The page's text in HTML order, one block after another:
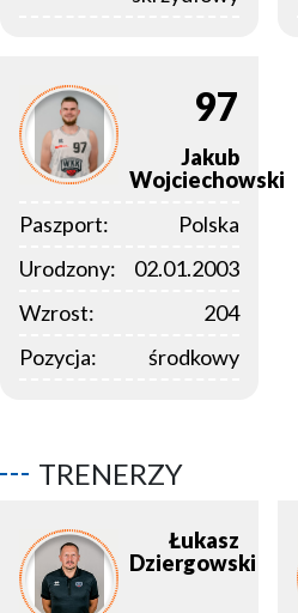
97
Jakub
Wojciechowski
Paszport:
Polska
Urodzony:
02.01.2003
Wzrost:
204
Pozycja:
środkowy
TRENERZY
Łukasz
Dziergowski